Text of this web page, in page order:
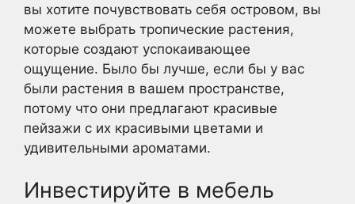
вы хотите почувствовать себя островом, вы
можете выбрать тропические растения,
которые создают успокаивающее
ощущение. Было бы лучше, если бы у вас
были растения в вашем пространстве,
потому что они предлагают красивые
пейзажи с их красивыми цветами и
удивительными ароматами.
Инвестируйте в мебель